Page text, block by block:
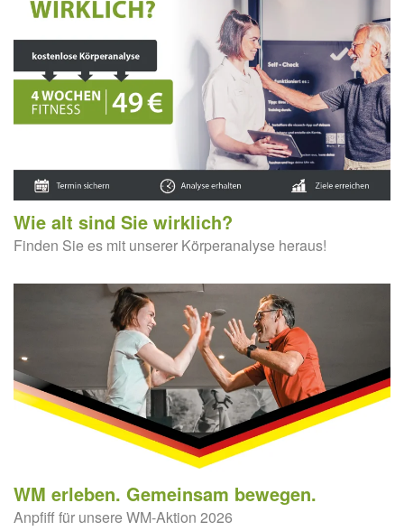
Wie alt sind Sie wirklich?
Finden Sie es mit unserer Körperanalyse heraus!
WM erleben. Gemeinsam bewegen.
Anpfiff für unsere WM-Aktion 2026